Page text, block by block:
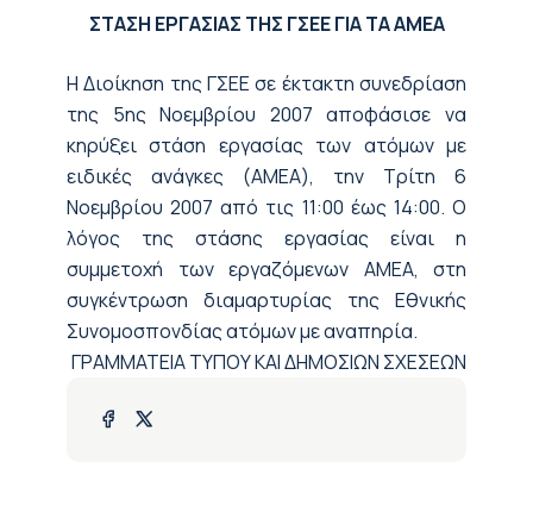
ΣΤΑΣΗ ΕΡΓΑΣΙΑΣ ΤΗΣ ΓΣΕΕ ΓΙΑ ΤΑ ΑΜΕΑ
Η Διοίκηση της ΓΣΕΕ σε έκτακτη συνεδρίαση
της 5ης Νοεμβρίου 2007 αποφάσισε να
κηρύξει στάση εργασίας των ατόμων με
ειδικές ανάγκες (ΑΜΕΑ), την Τρίτη 6
Νοεμβρίου 2007 από τις 11:00 έως 14:00. Ο
λόγος της στάσης εργασίας είναι η
συμμετοχή των εργαζόμενων ΑΜΕΑ, στη
συγκέντρωση διαμαρτυρίας της Εθνικής
Συνομοσπονδίας ατόμων με αναπηρία.
ΓΡΑΜΜΑΤΕΙΑ ΤΥΠΟΥ ΚΑΙ ΔΗΜΟΣΙΩΝ ΣΧΕΣΕΩΝ